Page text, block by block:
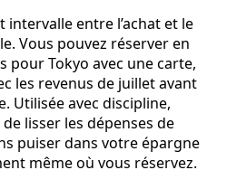
intervalle entre l’achat et le
Vous pouvez réserver en
pour Tokyo avec une carte,
les revenus de juillet avant
Utilisée avec discipline,
lisser les dépenses de
puiser dans votre épargne
même où vous réservez.